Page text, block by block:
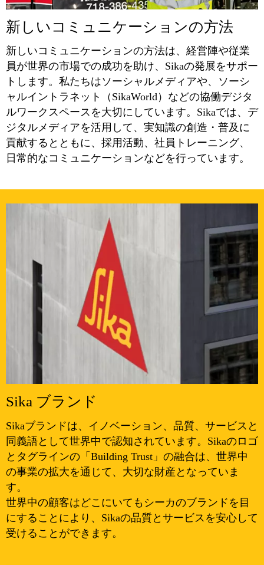
新しいコミュニケーションの方法
新しいコミュニケーションの方法は、経営陣や従業
員が世界の市場での成功を助け、Sikaの発展をサポー
トします。私たちはソーシャルメディアや、ソーシ
ャルイントラネット（SikaWorld）などの協働デジタ
ルワークスペースを大切にしています。Sikaでは、デ
ジタルメディアを活用して、実知識の創造・普及に
貢献するとともに、採用活動、社員トレーニング、
日常的なコミュニケーションなどを行っています。
Sika ブランド
Sikaブランドは、イノベーション、品質、サービスと
同義語として世界中で認知されています。Sikaのロゴ
とタグラインの「Building Trust」の融合は、世界中
の事業の拡大を通じて、大切な財産となっていま
す。
世界中の顧客はどこにいてもシーカのブランドを目
にすることにより、Sikaの品質とサービスを安心して
受けることができます。